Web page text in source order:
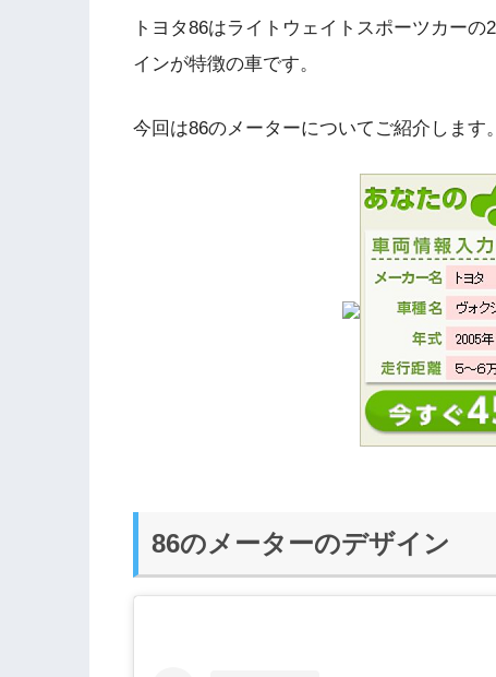
トヨタ86はライトウェイトスポーツカー
インが特徴の車です。
今回は86のメーターについてご紹介します。
86のメーターのデザイン